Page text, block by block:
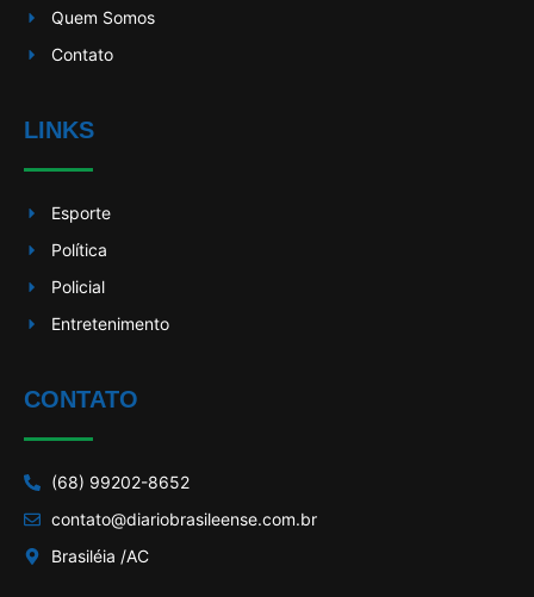
Quem Somos
Contato
LINKS
Esporte
Política
Policial
Entretenimento
CONTATO
(68) 99202-8652
contato@diariobrasileense.com.br
Brasiléia /AC